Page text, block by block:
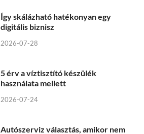
Így skálázható hatékonyan egy
digitális biznisz
2026-07-28
5 érv a víztisztító készülék
használata mellett
2026-07-24
Autószerviz választás, amikor nem